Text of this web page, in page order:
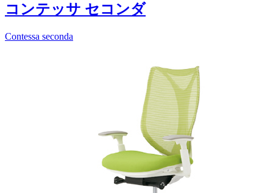
コンテッサ セコンダ
Contessa seconda